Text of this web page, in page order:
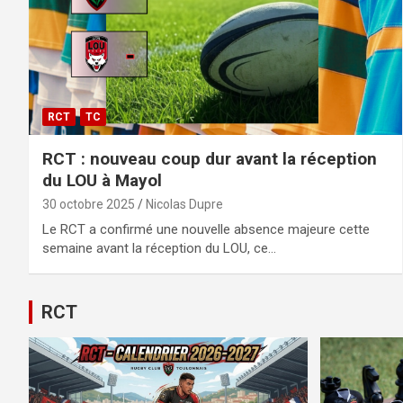
RCT TC
RCT : nouveau coup dur avant la réception
du LOU à Mayol
30 octobre 2025 Nicolas Dupre
Le RCT a confirmé une nouvelle absence majeure cette
semaine avant la réception du LOU, ce…
RCT